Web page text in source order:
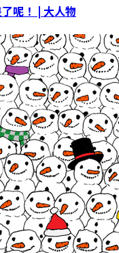
呢！ | 大人物